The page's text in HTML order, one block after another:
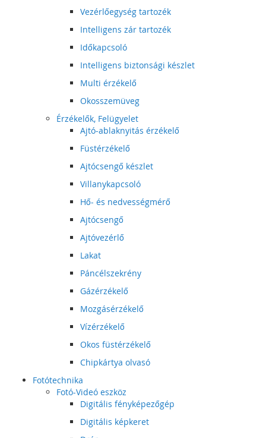
Vezérlőegység tartozék
Intelligens zár tartozék
Időkapcsoló
Intelligens biztonsági készlet
Multi érzékelő
Okosszemüveg
Érzékelők, Felügyelet
Ajtó-ablaknyitás érzékelő
Füstérzékelő
Ajtócsengő készlet
Villanykapcsoló
Hő- és nedvességmérő
Ajtócsengő
Ajtóvezérlő
Lakat
Páncélszekrény
Gázérzékelő
Mozgásérzékelő
Vízérzékelő
Okos füstérzékelő
Chipkártya olvasó
Fotótechnika
Fotó-Videó eszköz
Digitális fényképezőgép
Digitális képkeret